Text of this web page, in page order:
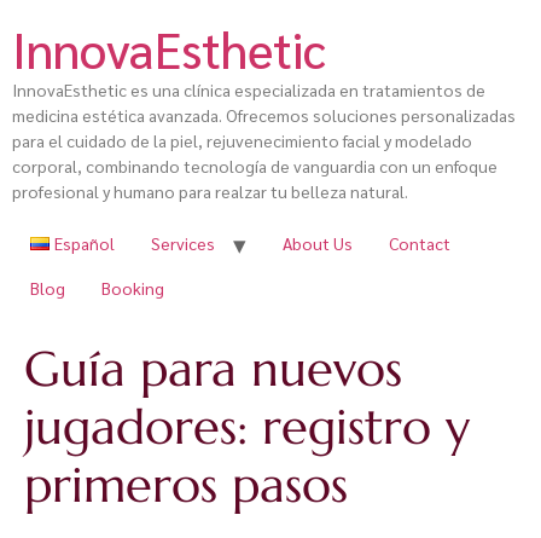
InnovaEsthetic
InnovaEsthetic es una clínica especializada en tratamientos de
medicina estética avanzada. Ofrecemos soluciones personalizadas
para el cuidado de la piel, rejuvenecimiento facial y modelado
corporal, combinando tecnología de vanguardia con un enfoque
profesional y humano para realzar tu belleza natural.
Español Services About Us Contact
Blog Booking
Guía para nuevos
jugadores: registro y
primeros pasos